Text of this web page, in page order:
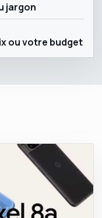
jargon
ou votre budget